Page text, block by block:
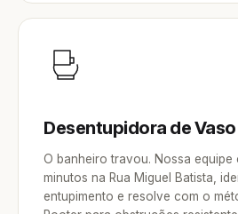
Desentupidora de Vaso
O banheiro travou. Nossa equipe
minutos na Rua Miguel Batista,
entupimento e resolve com o